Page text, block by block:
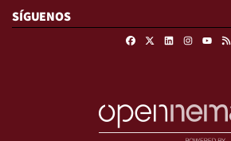
SÍGUENOS
FacebookLinkedinInstagram